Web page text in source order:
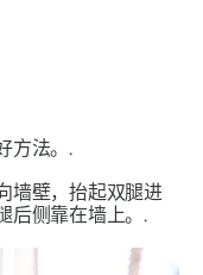
方法。.
墙壁，抬起双腿进
后侧靠在墙上。.